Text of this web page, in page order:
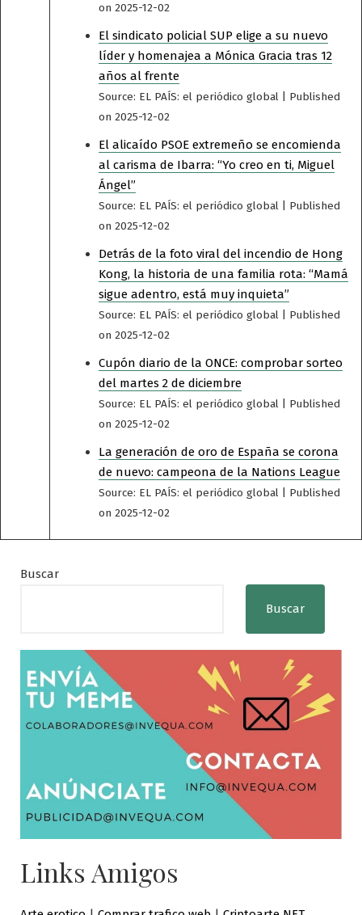
on 2025-12-02
El sindicato policial SUP elige a su nuevo
líder y homenajea a Mónica Gracia tras 12
años al frente
Source: EL PAÍS: el periódico global
Published
on 2025-12-02
El alicaído PSOE extremeño se encomienda
al carisma de Ibarra: “Yo creo en ti, Miguel
Ángel”
Source: EL PAÍS: el periódico global
Published
on 2025-12-02
Detrás de la foto viral del incendio de Hong
Kong, la historia de una familia rota: “Mamá
sigue adentro, está muy inquieta”
Source: EL PAÍS: el periódico global
Published
on 2025-12-02
Cupón diario de la ONCE: comprobar sorteo
del martes 2 de diciembre
Source: EL PAÍS: el periódico global
Published
on 2025-12-02
La generación de oro de España se corona
de nuevo: campeona de la Nations League
Source: EL PAÍS: el periódico global
Published
on 2025-12-02
Buscar
Buscar
Links Amigos